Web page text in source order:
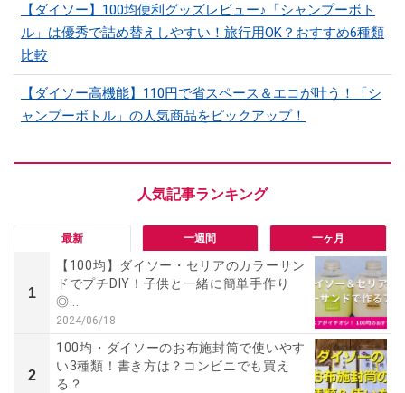
【ダイソー】100均便利グッズレビュー♪「シャンプーボト
ル」は優秀で詰め替えしやすい！旅行用OK？おすすめ6種類
比較
【ダイソー高機能】110円で省スペース＆エコが叶う！「シ
ャンプーボトル」の人気商品をピックアップ！
最新 一週間 一ヶ月
1
【100均】ダイソー・セリアのカラーサン
ドでプチDIY！子供と一緒に簡単手作り
◎...
2024/06/18
2
100均・ダイソーのお布施封筒で使いやす
い3種類！書き方は？コンビニでも買え
る？